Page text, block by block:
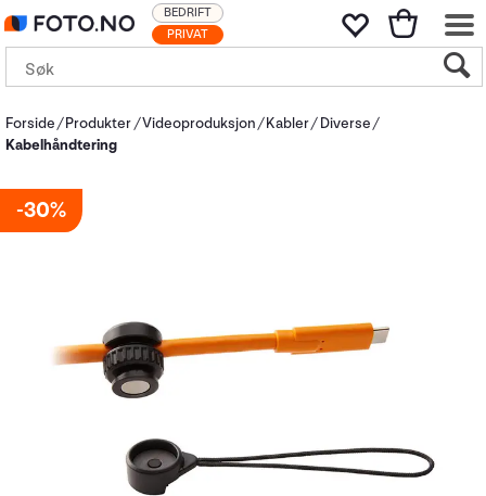
PRIVAT
BEDRIFT
Forside Produkter Videoproduksjon Kabler
Diverse
Kabelhåndtering
30%